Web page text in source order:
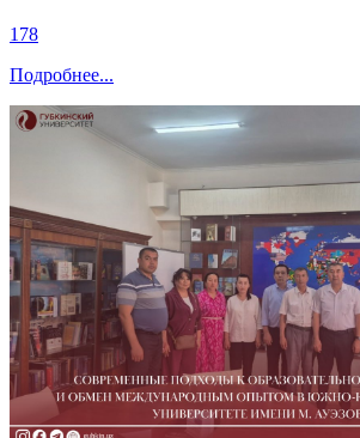
178
Подробнее...